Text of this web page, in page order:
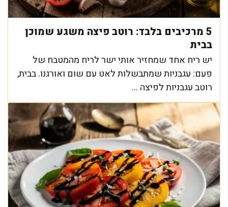
5 מרכיבים בלבד: רוטב פיצה משגע שמוכן
בבית
יש ריח אחד שמחזיר אותי ישר לריח מהמטבח של
פעם: עגבניות שמתבשלות לאט עם שום ואורגנו. בבית,
רוטב עגבניות לפיצה ...